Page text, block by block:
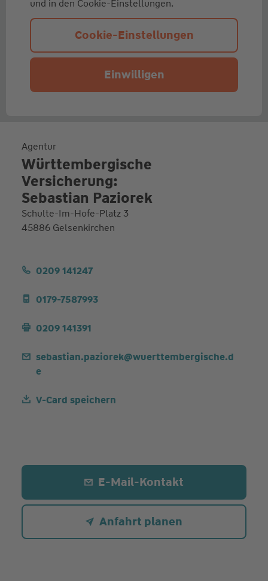
und in den Cookie-Einstellungen.
Cookie-Einstellungen
Einwilligen
Agentur
Württembergische
Versicherung:
Sebastian Paziorek
Schulte-Im-Hofe-Platz 3
45886 Gelsenkirchen
0209 141247
0179-7587993
0209 141391
sebastian.paziorek@wuerttembergische.d
e
V-Card speichern
E-Mail-Kontakt
Anfahrt planen